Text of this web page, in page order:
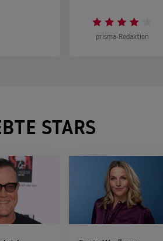
prisma-Redaktion
STARS